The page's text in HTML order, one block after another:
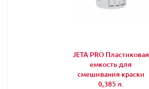
JETA PRO Пластиковая
емкость для
смешивания краски
0,385 л.